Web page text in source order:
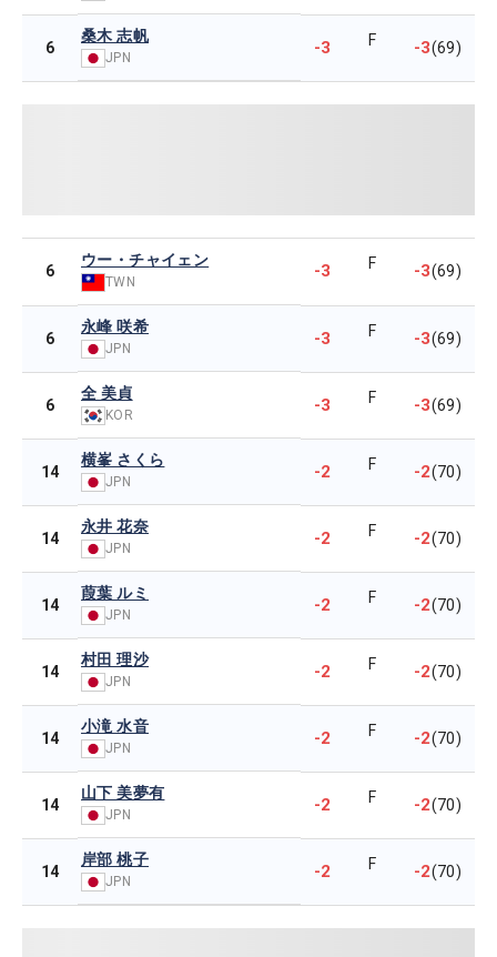
6
桑木 志帆
JPN -3 F -3(69)
6
ウー・チャイェン
TWN
-3 F -3(69)
6
永峰 咲希
JPN -3 F -3(69)
6
全 美貞
KOR -3 F -3(69)
14
横峯 さくら
JPN -2 F -2(70)
14
永井 花奈
JPN -2 F -2(70)
14
葭葉 ルミ
JPN -2 F -2(70)
14
村田 理沙
JPN -2 F -2(70)
14
小滝 水音
JPN -2 F -2(70)
14
山下 美夢有
JPN -2 F -2(70)
14
岸部 桃子
JPN -2 F -2(70)